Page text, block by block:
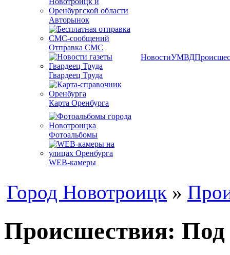
Авторынок
Отправка СМС
Гвардеец Труда
Карта Оренбурга
Фотоальбомы
WEB-камеры
НовостиУМВД
Город Новотроицк »
Происшествия: Под